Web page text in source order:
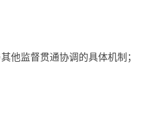
监督贯通协调的具体机制；